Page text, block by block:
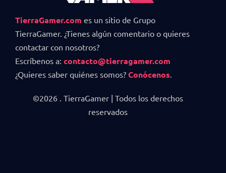
TierraGamer.com es un sitio de Grupo
TierraGamer. ¿Tienes algún comentario o quieres
contactar con nosotros?
Escríbenos a: contacto@tierragamer.com
¿Quieres saber quiénes somos? Conócenos
©2026 . TierraGamer | Todos los derechos
reservados